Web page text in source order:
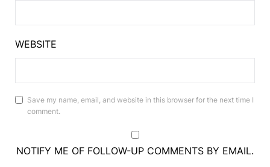
WEBSITE
Save my name, email, and website in this browser for the next time I
comment.
NOTIFY ME OF FOLLOW-UP COMMENTS BY EMAIL.